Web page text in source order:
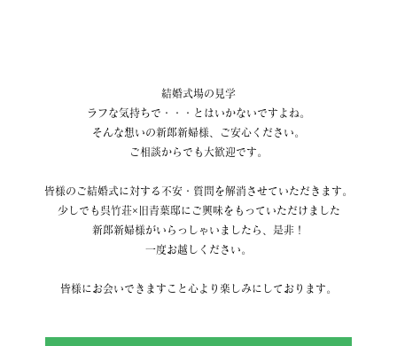
結婚式場の見学
ラフな気持ちで・・・とはいかないですよね。
そんな想いの新郎新婦様、ご安心ください。
ご相談からでも大歓迎です。
皆様のご結婚式に対する不安・質問を解消させていただきます。
少しでも呉竹荘×旧青葉邸にご興味をもっていただけました
新郎新婦様がいらっしゃいましたら、是非！
一度お越しください。
皆様にお会いできますこと心より楽しみにしております。